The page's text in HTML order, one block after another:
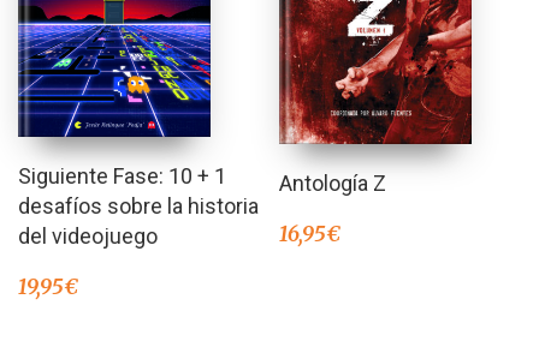
Siguiente Fase: 10 + 1
desafíos sobre la historia
del videojuego
19,95€
Antología Z
16,95€